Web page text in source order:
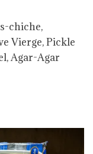
chiche,
Vierge, Pickle
Agar-Agar